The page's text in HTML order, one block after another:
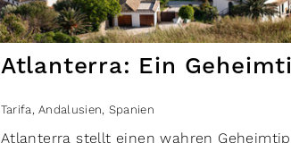
Atlanterra: Ein
Tarifa, Andalusien, Spanien
Atlanterra stellt einen wahren